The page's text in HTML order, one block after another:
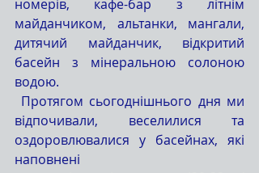
номерів, кафе-бар з літнім
майданчиком, альтанки, мангали,
дитячий майданчик, відкритий
басейн з мінеральною солоною
водою.
відпочивали, веселилися та
оздоровлювалися у басейнах, які
наповнені